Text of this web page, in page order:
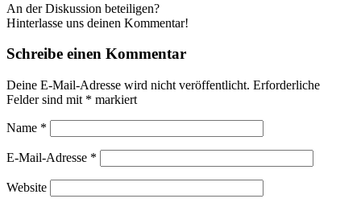
An der Diskussion beteiligen?
Hinterlasse uns deinen Kommentar!
Schreibe einen Kommentar
Deine E-Mail-Adresse wird nicht veröffentlicht. Erforderliche
Felder sind mit * markiert
Name *
E-Mail-Adresse *
Website